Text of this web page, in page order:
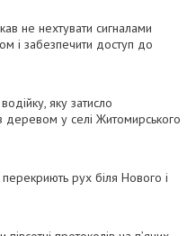
не нехтувати сигналами
і забезпечити доступ до
яку затисло
з деревом у селі Житомирського
рух біля Нового і